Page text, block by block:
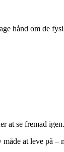
hånd om de
at se fremad
at leve på –